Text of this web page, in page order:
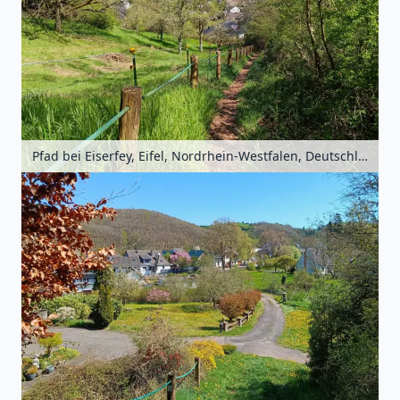
Pfad bei Eiserfey, Eifel, Nordrhein-Westfalen, Deutschland